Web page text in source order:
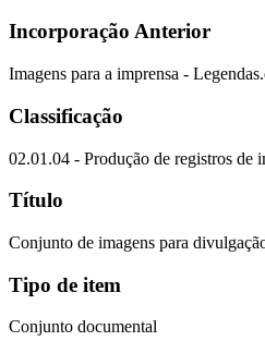
Incorporação Anterior
Imagens para a imprensa -
Classificação
02.01.04 - Produção de registros de
Título
Conjunto de imagens para
Tipo de item
Conjunto documental